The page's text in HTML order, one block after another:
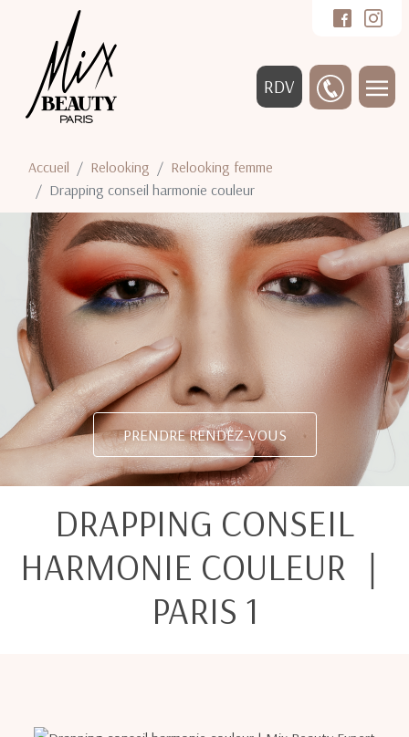
RDV
Accueil Relooking
Relooking femme
Drapping conseil harmonie couleur
PRENDRE RENDEZ-VOUS
DRAPPING CONSEIL
HARMONIE COULEUR ｜
PARIS 1